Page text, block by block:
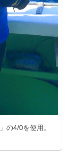
」の4/0を使用。